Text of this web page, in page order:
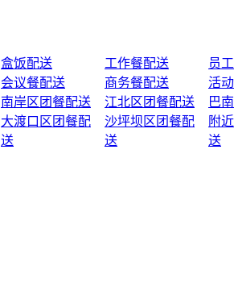
盒饭配送 工作餐配送 员
会议餐配送 商务餐配送 活
南岸区团餐配送 江北区团餐配送 巴
大渡口区团餐配
送
沙坪坝区团餐配
送
附
送